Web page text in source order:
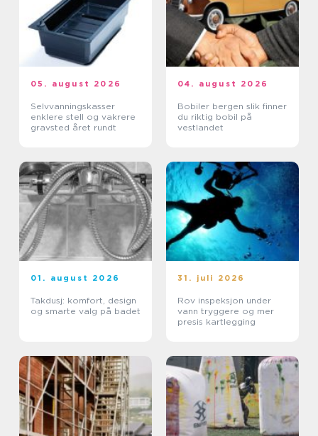
05. august 2026
Selvvanningskasser
enklere stell og vakrere
gravsted året rundt
04. august 2026
Bobiler bergen slik finner
du riktig bobil på
vestlandet
01. august 2026
Takdusj: komfort, design
og smarte valg på badet
31. juli 2026
Rov inspeksjon under
vann tryggere og mer
presis kartlegging